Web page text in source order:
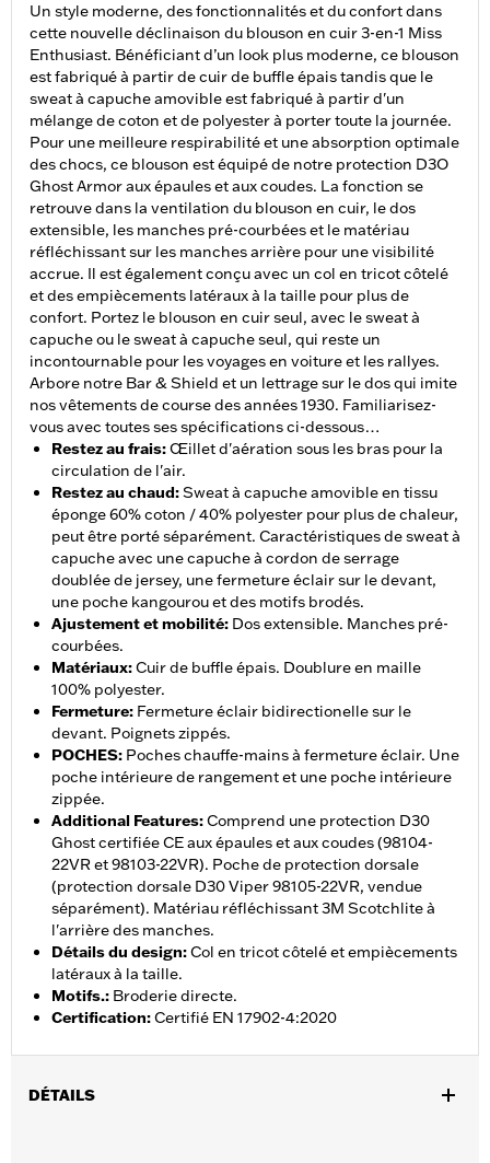
Un style moderne, des fonctionnalités et du confort dans
cette nouvelle déclinaison du blouson en cuir 3-en-1 Miss
Enthusiast. Bénéficiant d’un look plus moderne, ce blouson
est fabriqué à partir de cuir de buffle épais tandis que le
sweat à capuche amovible est fabriqué à partir d'un
mélange de coton et de polyester à porter toute la journée.
Pour une meilleure respirabilité et une absorption optimale
des chocs, ce blouson est équipé de notre protection D3O
Ghost Armor aux épaules et aux coudes. La fonction se
retrouve dans la ventilation du blouson en cuir, le dos
extensible, les manches pré-courbées et le matériau
réfléchissant sur les manches arrière pour une visibilité
accrue. Il est également conçu avec un col en tricot côtelé
et des empiècements latéraux à la taille pour plus de
confort. Portez le blouson en cuir seul, avec le sweat à
capuche ou le sweat à capuche seul, qui reste un
incontournable pour les voyages en voiture et les rallyes.
Arbore notre Bar & Shield et un lettrage sur le dos qui imite
nos vêtements de course des années 1930. Familiarisez-
vous avec toutes ses spécifications ci-dessous…
Restez au frais:Œillet d'aération sous les bras pour la
circulation de l'air.
Restez au chaud:Sweat à capuche amovible en tissu
éponge 60% coton / 40% polyester pour plus de chaleur,
peut être porté séparément. Caractéristiques de sweat à
capuche avec une capuche à cordon de serrage
doublée de jersey, une fermeture éclair sur le devant,
une poche kangourou et des motifs brodés.
Ajustement et mobilité: Dos extensible. Manches pré-
courbées.
Matériaux:Cuir de buffle épais. Doublure en maille
100% polyester.
Fermeture: Fermeture éclair bidirectionelle sur le
devant. Poignets zippés.
POCHES: Poches chauffe-mains à fermeture éclair. Une
poche intérieure de rangement et une poche intérieure
zippée.
Additional Features:Comprend une protection D30
Ghost certifiée CE aux épaules et aux coudes (98104-
22VR et 98103-22VR). Poche de protection dorsale
(protection dorsale D30 Viper 98105-22VR, vendue
séparément). Matériau réfléchissant 3M Scotchlite à
l'arrière des manches.
Détails du design:Col en tricot côtelé et empiècements
latéraux à la taille.
Motifs.: Broderie directe.
Certification:Certifié EN 17902-4:2020
DÉTAILS